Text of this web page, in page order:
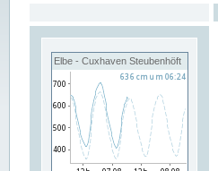
Elbe - Cuxhaven Steubenhöft